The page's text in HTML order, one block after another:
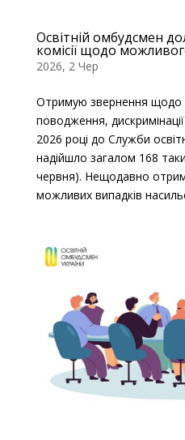
Освітній омбудсмен
комісії щодо
2026, 2 Чер
Отримую звернення щодо
поводження,
2026 році до Служби
надійшло загалом 168
червня). Нещодавно
можливих випадків